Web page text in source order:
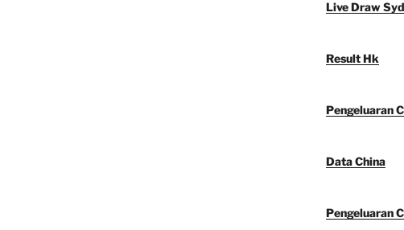
Live Draw
Result Hk
Pengeluaran
Data China
Pengeluaran